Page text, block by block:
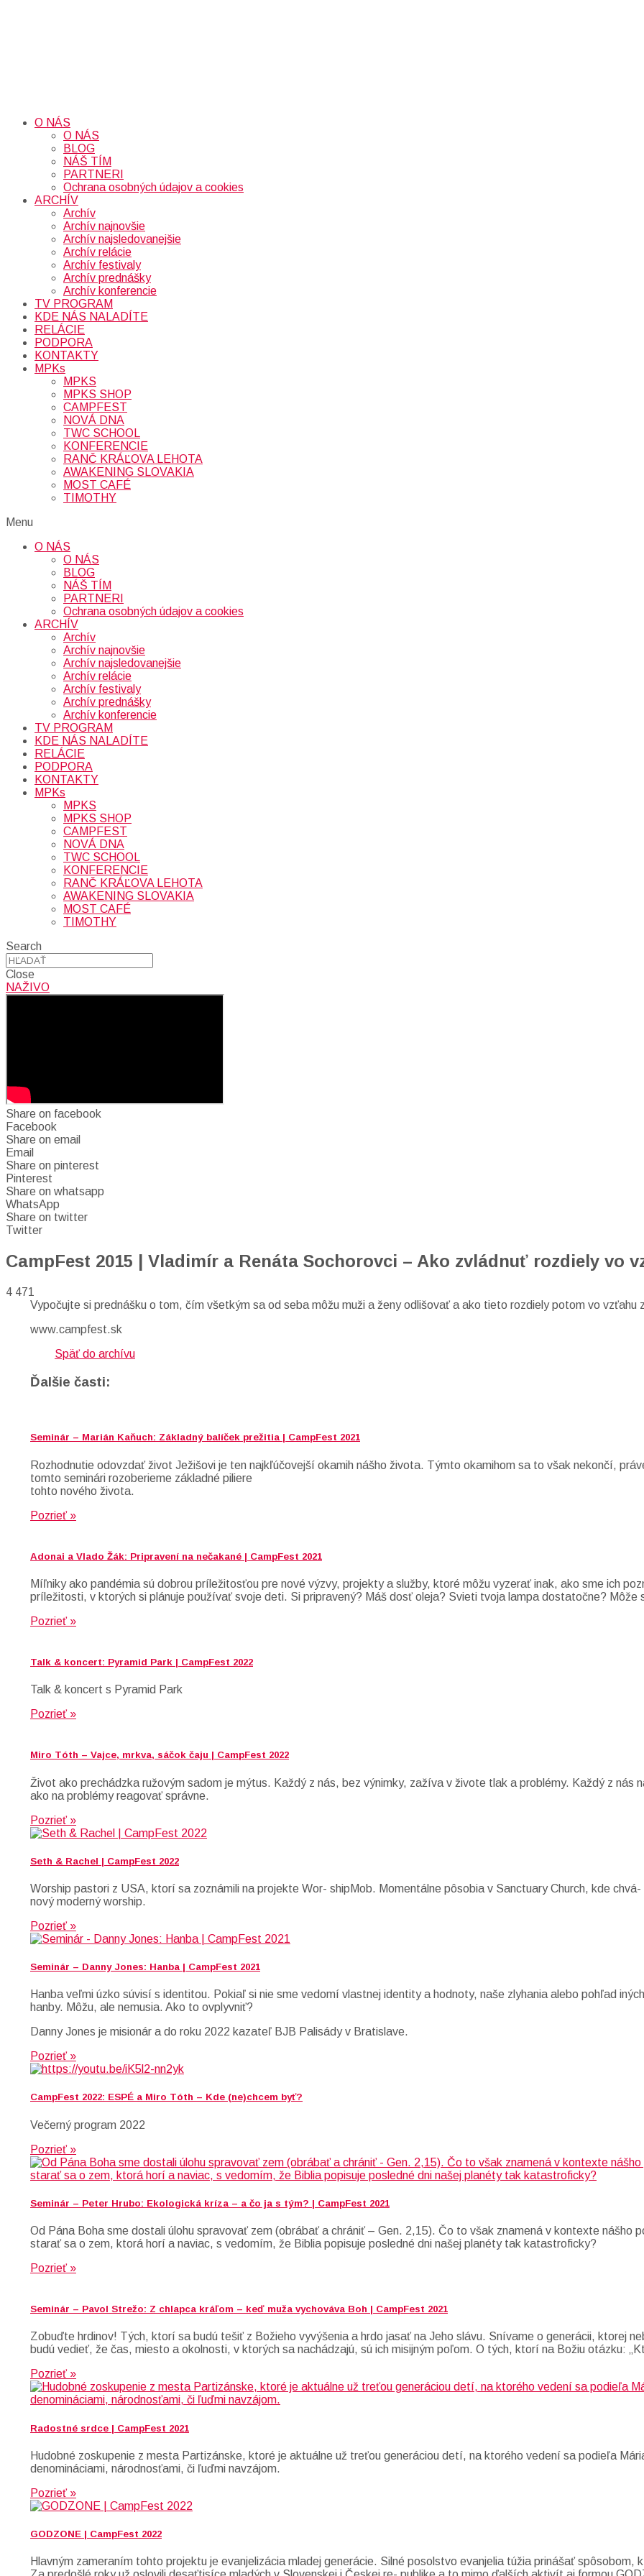
O NÁS
O NÁS
BLOG
NÁŠ TÍM
PARTNERI
Ochrana osobných údajov a cookies
ARCHÍV
Archív
Archív najnovšie
Archív najsledovanejšie
Archív relácie
Archív festivaly
Archív prednášky
Archív konferencie
TV PROGRAM
KDE NÁS NALADÍTE
RELÁCIE
PODPORA
KONTAKTY
MPKs
MPKS
MPKS SHOP
CAMPFEST
NOVÁ DNA
TWC SCHOOL
KONFERENCIE
RANČ KRÁĽOVA LEHOTA
AWAKENING SLOVAKIA
MOST CAFÉ
TIMOTHY
Menu
O NÁS
O NÁS
BLOG
NÁŠ TÍM
PARTNERI
Ochrana osobných údajov a cookies
ARCHÍV
Archív
Archív najnovšie
Archív najsledovanejšie
Archív relácie
Archív festivaly
Archív prednášky
Archív konferencie
TV PROGRAM
KDE NÁS NALADÍTE
RELÁCIE
PODPORA
KONTAKTY
MPKs
MPKS
MPKS SHOP
CAMPFEST
NOVÁ DNA
TWC SCHOOL
KONFERENCIE
RANČ KRÁĽOVA LEHOTA
AWAKENING SLOVAKIA
MOST CAFÉ
TIMOTHY
Search
Close
NAŽIVO
Share on facebook
Facebook
Share on email
Email
Share on pinterest
Pinterest
Share on whatsapp
WhatsApp
Share on twitter
Twitter
CampFest 2015 | Vladimír a Renáta Sochorovci – Ako zvládnuť rozdiely vo
4 471
Vypočujte si prednášku o tom, čím všetkým sa od seba môžu muži a ženy odlišovať a ako tieto rozdiely potom vo vzťahu
www.campfest.sk
Späť do archívu
Ďalšie časti:
Seminár – Marián Kaňuch: Základný balíček prežitia | CampFest 2021
Rozhodnutie odovzdať život Ježišovi je ten najkľúčovejší okamih nášho života. Týmto okamihom sa to však nekončí,
tomto seminári rozoberieme základné piliere
tohto nového života.
Pozrieť »
Adonai a Vlado Žák: Pripravení na nečakané | CampFest 2021
Míľniky ako pandémia sú dobrou príležitosťou pre nové výzvy, projekty a služby, ktoré môžu vyzerať inak, ako sme ich
príležitosti, v ktorých si plánuje používať svoje deti. Si pripravený? Máš dosť oleja? Svieti tvoja lampa dostatočne? Môže
Pozrieť »
Talk & koncert: Pyramid Park | CampFest 2022
Talk & koncert s Pyramid Park
Pozrieť »
Miro Tóth – Vajce, mrkva, sáčok čaju | CampFest 2022
Život ako prechádzka ružovým sadom je mýtus. Každý z nás, bez výnimky, zažíva v živote tlak a problémy. Každý z nás
ako na problémy reagovať správne.
Pozrieť »
Seth & Rachel | CampFest 2022
Worship pastori z USA, ktorí sa zoznámili na projekte Wor- shipMob. Momentálne pôsobia v Sanctuary Church, kde
nový moderný worship.
Pozrieť »
Seminár – Danny Jones: Hanba | CampFest 2021
Hanba veľmi úzko súvisí s identitou. Pokiaľ si nie sme vedomí vlastnej identity a hodnoty, naše zlyhania alebo pohľad
hanby. Môžu, ale nemusia. Ako to ovplyvniť?
Danny Jones je misionár a do roku 2022 kazateľ BJB Palisády v Bratislave.
Pozrieť »
CampFest 2022: ESPÉ a Miro Tóth – Kde (ne)chcem byť?
Večerný program 2022
Pozrieť »
Seminár – Peter Hrubo: Ekologická kríza – a čo ja s tým? | CampFest 2021
Od Pána Boha sme dostali úlohu spravovať zem (obrábať a chrániť – Gen. 2,15). Čo to však znamená v kontexte nášho
starať sa o zem, ktorá horí a naviac, s vedomím, že Biblia popisuje posledné dni našej planéty tak katastroficky?
Pozrieť »
Seminár – Pavol Strežo: Z chlapca kráľom – keď muža vychováva Boh | CampFest 2021
Zobuďte hrdinov! Tých, ktorí sa budú tešiť z Božieho vyvýšenia a hrdo jasať na Jeho slávu. Snívame o generácii, ktorej
budú vedieť, že čas, miesto a okolnosti, v ktorých sa nachádzajú, sú ich misijným poľom. O tých, ktorí na Božiu otázku:
Pozrieť »
Radostné srdce | CampFest 2021
Hudobné zoskupenie z mesta Partizánske, ktoré je aktuálne už treťou generáciou detí, na ktorého vedení sa podieľa
denomináciami, národnosťami, či ľuďmi navzájom.
Pozrieť »
GODZONE | CampFest 2022
Hlavným zameraním tohto projektu je evanjelizácia mladej generácie. Silné posolstvo evanjelia túžia prinášať